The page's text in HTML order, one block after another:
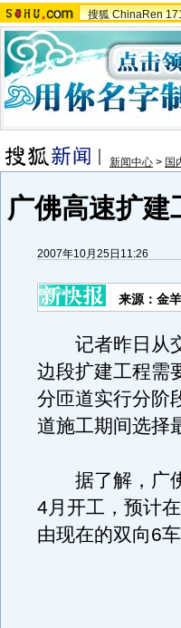
搜狐 ChinaRen
新闻中心 > 国
广佛高速扩
2007年10月25日11:26
来源：金
记者昨日从交
边段扩建工程需
分匝道实行分阶
道施工期间选择
据了解，广佛
4月开工，预计
由现在的双向6